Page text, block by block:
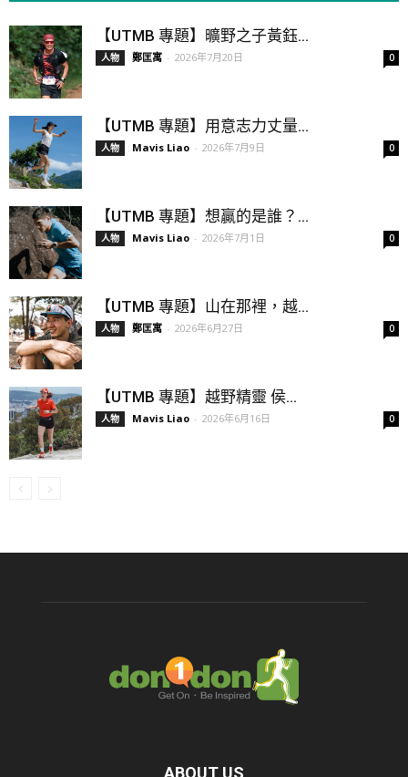
【UTMB 專題】曠野之子黃鈺...
人物 鄭匡寓 - 2026年7月20日 0
【UTMB 專題】用意志力丈量...
人物 Mavis Liao - 2026年7月9日 0
【UTMB 專題】想贏的是誰？...
人物 Mavis Liao - 2026年7月1日 0
【UTMB 專題】山在那裡，越...
人物 鄭匡寓 - 2026年6月27日 0
【UTMB 專題】越野精靈 侯...
人物 Mavis Liao - 2026年6月16日 0
ABOUT US